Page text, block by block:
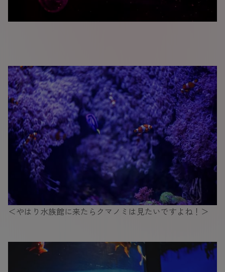
＜やはり水族館に来たらクマノミは見たいですよね！＞